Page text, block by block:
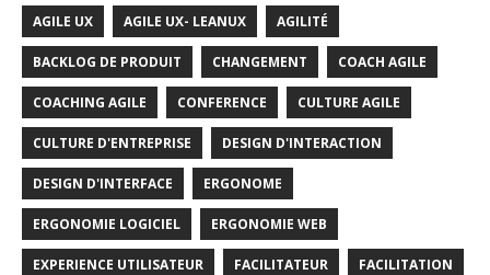
AGILE UX AGILE UX- LEANUX AGILITÉ
BACKLOG DE PRODUIT CHANGEMENT COACH AGILE
COACHING AGILE CONFERENCE CULTURE AGILE
CULTURE D'ENTREPRISE DESIGN D'INTERACTION
DESIGN D'INTERFACE ERGONOME
ERGONOMIE LOGICIEL ERGONOMIE WEB
EXPERIENCE UTILISATEUR FACILITATEUR FACILITATION